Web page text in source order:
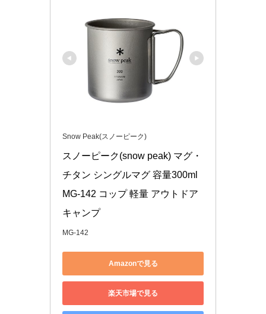
Snow Peak(スノーピーク)
スノーピーク(snow peak) マグ・
チタン シングルマグ 容量300ml
MG-142 コップ 軽量 アウトドア
キャンプ
MG-142
Amazonで見る
楽天市場で見る